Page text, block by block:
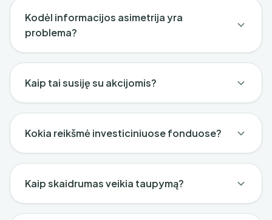
Kodėl informacijos asimetrija yra
problema?
Kaip tai susiję su akcijomis?
Kokia reikšmė investiciniuose fonduose?
Kaip skaidrumas veikia taupymą?